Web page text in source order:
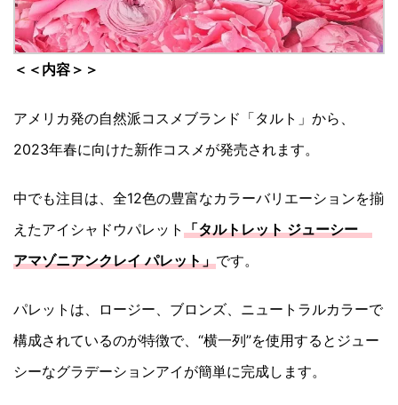
＜＜内容＞＞
アメリカ発の自然派コスメブランド「タルト」から、
2023年春に向けた新作コスメが発売されます。
中でも注目は、全12色の豊富なカラーバリエーションを揃
えたアイシャドウパレット 「タルトレット ジューシー
アマゾニアンクレイ パレット」です。
パレットは、ロージー、ブロンズ、ニュートラルカラーで
構成されているのが特徴で、“横一列”を使用するとジュー
シーなグラデーションアイが簡単に完成します。